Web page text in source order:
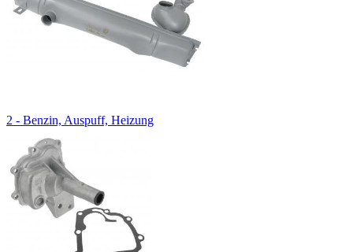
2 - Benzin, Auspuff, Heizung